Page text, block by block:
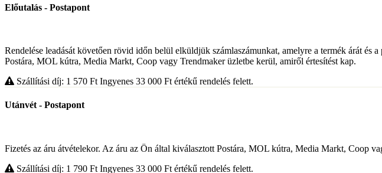
Előutalás - Postapont
Rendelése leadását követően rövid időn belül elküldjük számlaszámunkat, amelyre a termék árát és
Postára, MOL kútra, Media Markt, Coop vagy Trendmaker üzletbe kerül, amiről értesítést kap.
Szállítási díj: 1 570 Ft Ingyenes 33 000 Ft értékű rendelés felett.
Utánvét - Postapont
Fizetés az áru átvételekor. Az áru az Ön által kiválasztott Postára, MOL kútra, Media Markt, Coop
Szállítási díj: 1 790 Ft Ingyenes 33 000 Ft értékű rendelés felett.